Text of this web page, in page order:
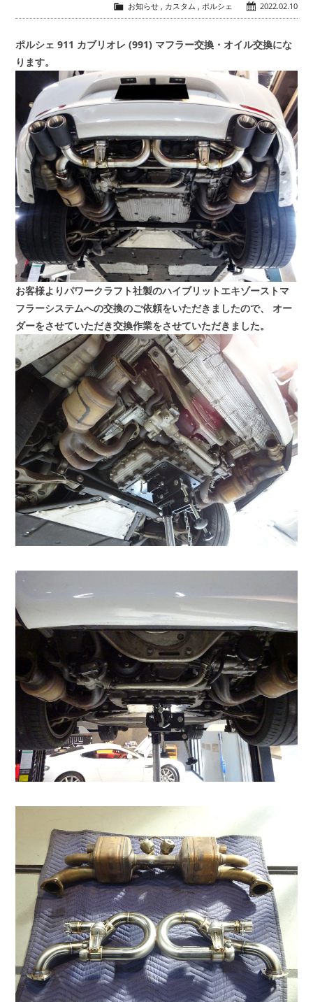
2022.02.10
お知らせ, カスタム ポルシェ
ポルシェ 911 カブリオレ (991) マフラー交換・オイル交換にな
ります。
お客様よりパワークラフト社製のハイブリットエキゾーストマ
フラーシステムへの交換のご依頼をいただきましたので、
オー
ダーをさせていただき交換作業をさせていただきました。